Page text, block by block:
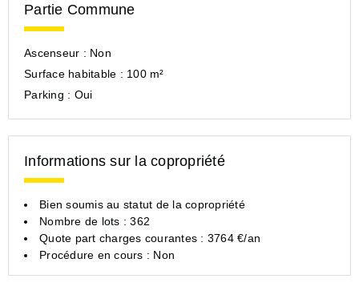
Partie Commune
Ascenseur : Non
Surface habitable : 100 m²
Parking : Oui
Informations sur la copropriété
Bien soumis au statut de la copropriété
Nombre de lots : 362
Quote part charges courantes : 3764 €/an
Procédure en cours : Non